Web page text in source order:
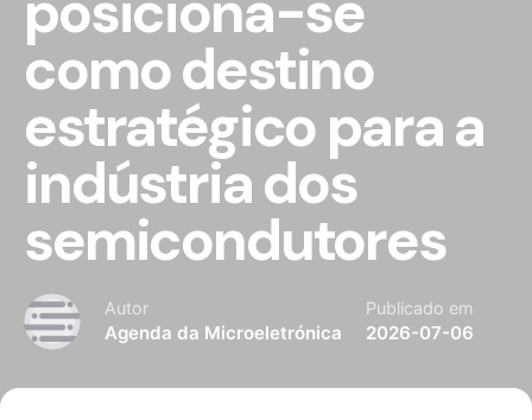
como destino
estratégico para a
indústria dos
semicondutores
Autor
Agenda da Microeletrónica
Publicado em
2026-07-06